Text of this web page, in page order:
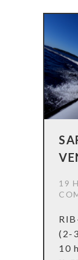
19
(2-
10